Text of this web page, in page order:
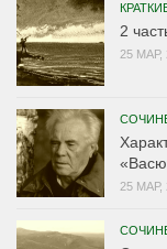
2
25 МАР,
25 МАР,